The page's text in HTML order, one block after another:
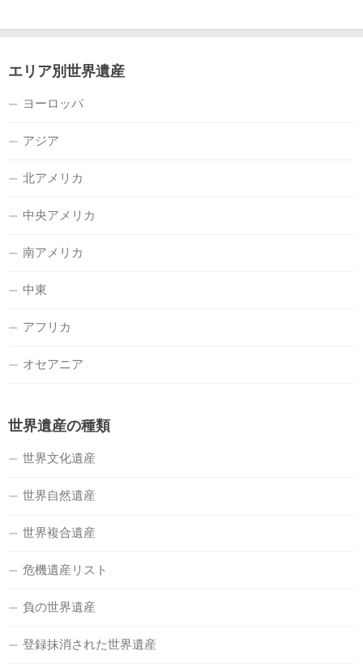
エリア別世界遺産
ヨーロッパ
アジア
北アメリカ
中央アメリカ
南アメリカ
中東
アフリカ
オセアニア
世界遺産の種類
世界文化遺産
世界自然遺産
世界複合遺産
危機遺産リスト
負の世界遺産
登録抹消された世界遺産